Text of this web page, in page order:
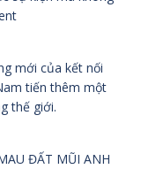
mới của kết nối
tiến thêm một
thế giới.
ĐẤT MŨI ANH